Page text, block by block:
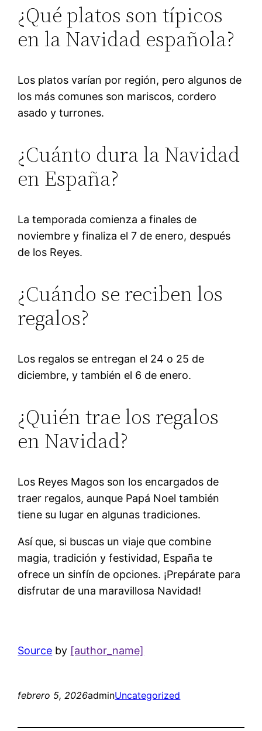
¿Qué platos son típicos
en la Navidad española?
Los platos varían por región, pero algunos de
los más comunes son mariscos, cordero
asado y turrones.
¿Cuánto dura la Navidad
en España?
La temporada comienza a finales de
noviembre y finaliza el 7 de enero, después
de los Reyes.
¿Cuándo se reciben los
regalos?
Los regalos se entregan el 24 o 25 de
diciembre, y también el 6 de enero.
¿Quién trae los regalos
en Navidad?
Los Reyes Magos son los encargados de
traer regalos, aunque Papá Noel también
tiene su lugar en algunas tradiciones.
Así que, si buscas un viaje que combine
magia, tradición y festividad, España te
ofrece un sinfín de opciones. ¡Prepárate para
disfrutar de una maravillosa Navidad!
Source by [author_name]
febrero 5, 2026adminUncategorized